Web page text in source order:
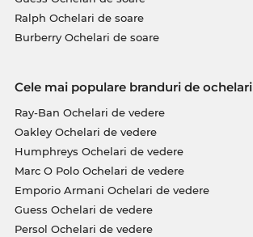
Ralph Ochelari de soare
Burberry Ochelari de soare
Cele mai populare branduri de ochelari
Ray-Ban Ochelari de vedere
Oakley Ochelari de vedere
Humphreys Ochelari de vedere
Marc O Polo Ochelari de vedere
Emporio Armani Ochelari de vedere
Guess Ochelari de vedere
Persol Ochelari de vedere